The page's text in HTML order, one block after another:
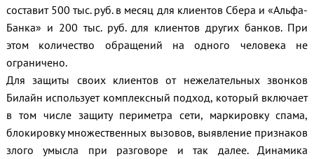
составит 500 тыс. руб. в месяц для клиентов Сбера и «Альфа-
Банка» и 200 тыс. руб. для клиентов других банков. При
этом количество обращений на одного человека не
ограничено.
Для защиты своих клиентов от нежелательных звонков
Билайн использует комплексный подход, который включает
в том числе защиту периметра сети, маркировку спама,
блокировку множественных вызовов, выявление признаков
злого умысла при разговоре и так далее. Динамика